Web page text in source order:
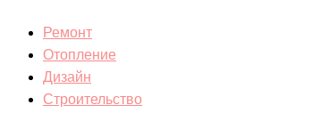
Ремонт
Отопление
Дизайн
Строительство